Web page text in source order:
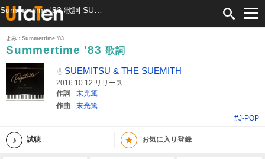
よみ：Summertime '83
Summertime '83 歌詞
SUEMITSU & THE SUEMITH
2016.10.12 リリース
作詞
末光篤
作曲
末光篤
#J-POP
試聴 ★ お気に入り登録